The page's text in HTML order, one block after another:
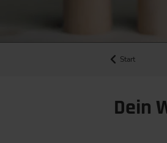
Start
Dein